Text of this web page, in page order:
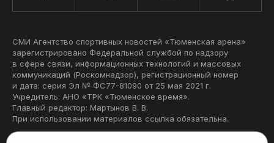
СМИ Агентство спортивных новостей «Тюменская арена»
зарегистрировано Федеральной службой по надзору
в сфере связи, информационных технологий и массовых
коммуникаций (Роскомнадзор), регистрационный номер
и дата: серия Эл № ФС77-81090 от 25 мая 2021 г.
Учредитель: АНО «ТРК «Тюменское время».
Главный редактор: Мартынов В. В.
При использовании материалов ссылка обязательна.